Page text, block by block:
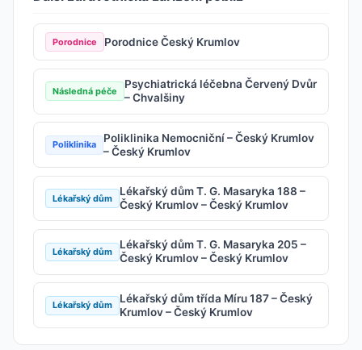
Porodnice Porodnice Český Krumlov
Následná péče
Psychiatrická léčebna Červený Dvůr
– Chvalšiny
Poliklinika
Poliklinika Nemocniční – Český Krumlov
– Český Krumlov
Lékařský dům
Lékařský dům T. G. Masaryka 188 –
Český Krumlov – Český Krumlov
Lékařský dům
Lékařský dům T. G. Masaryka 205 –
Český Krumlov – Český Krumlov
Lékařský dům
Lékařský dům třída Míru 187 – Český
Krumlov – Český Krumlov